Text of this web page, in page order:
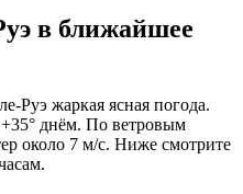
в ближайшее
Руэ жаркая ясная погода.
днём. По ветровым
около 7 м/с. Ниже смотрите